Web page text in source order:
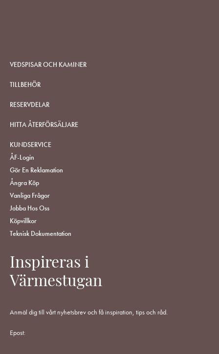
VEDSPISAR OCH KAMINER
TILLBEHÖR
RESERVDELAR
HITTA ÅTERFÖRSÄLJARE
KUNDSERVICE
ÅF-Login
Gör En Reklamation
Ångra Köp
Vanliga Frågor
Jobba Hos Oss
Köpvillkor
Teknisk Dokumentation
Inspireras i
Värmestugan
Anmäl dig till vårt nyhetsbrev och få inspiration, tips och råd.
Epost: